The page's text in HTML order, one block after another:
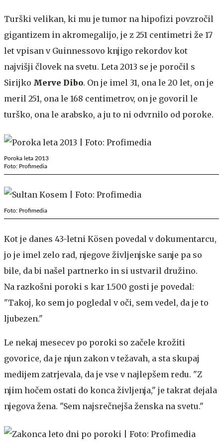
Turški velikan, ki mu je tumor na hipofizi povzročil
gigantizem in akromegalijo, je z 251 centimetri že 17
let vpisan v Guinnessovo knjigo rekordov kot
najvišji človek na svetu. Leta 2013 se je poročil s
Sirijko Merve Dibo. On je imel 31, ona le 20 let, on je
meril 251, ona le 168 centimetrov, on je govoril le
turško, ona le arabsko, a ju to ni odvrnilo od poroke.
Poroka leta 2013
Foto: Profimedia
Foto: Profimedia
Kot je danes 43-letni Kösen povedal v dokumentarcu,
jo je imel zelo rad, njegove življenjske sanje pa so
bile, da bi našel partnerko in si ustvaril družino.
Na razkošni poroki s kar 1.500 gosti je povedal:
"Takoj, ko sem jo pogledal v oči, sem vedel, da je to
ljubezen."
Le nekaj mesecev po poroki so začele krožiti
govorice, da je njun zakon v težavah, a sta skupaj
medijem zatrjevala, da je vse v najlepšem redu. "Z
njim hočem ostati do konca življenja," je takrat dejala
njegova žena. "Sem najsrečnejša ženska na svetu."